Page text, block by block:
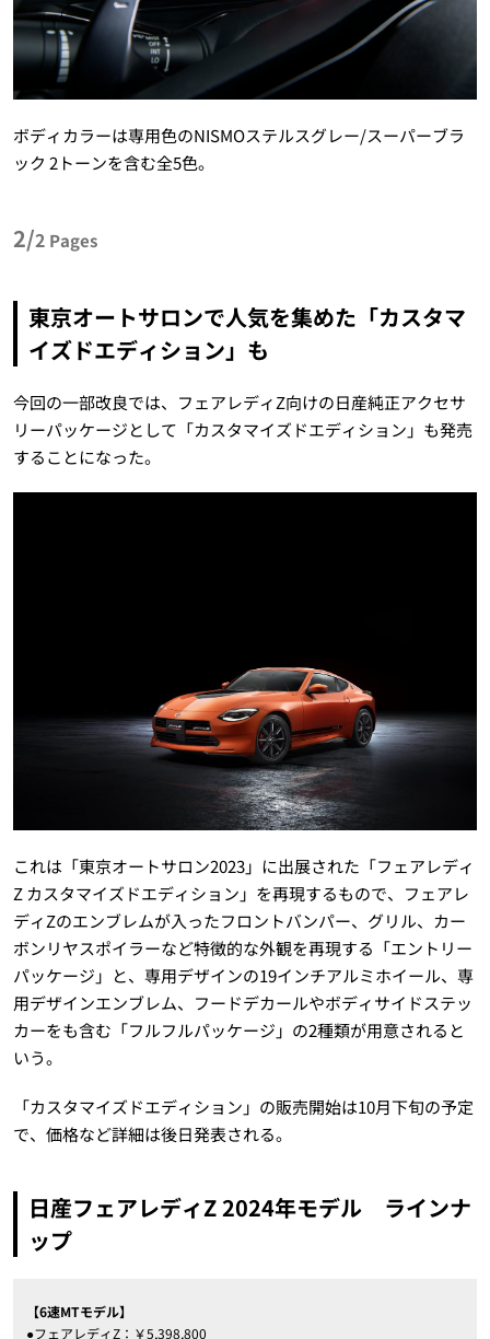
ボディカラーは専用色のNISMOステルスグレー/スーパーブラ
ック 2トーンを含む全5色。
2/2 Pages
東京オートサロンで人気を集めた「カスタマ
イズドエディション」も
今回の一部改良では、フェアレディZ向けの日産純正アクセサ
リーパッケージとして「カスタマイズドエディション」も発売
することになった。
これは「東京オートサロン2023」に出展された「フェアレディ
Z カスタマイズドエディション」を再現するもので、フェアレ
ディZのエンブレムが入ったフロントバンパー、グリル、カー
ボンリヤスポイラーなど特徴的な外観を再現する「エントリー
パッケージ」と、専用デザインの19インチアルミホイール、専
用デザインエンブレム、フードデカールやボディサイドステッ
カーをも含む「フルフルパッケージ」の2種類が用意されると
いう。
「カスタマイズドエディション」の販売開始は10月下旬の予定
で、価格など詳細は後日発表される。
日産フェアレディZ 2024年モデル ラインナ
ップ
【6速MTモデル】
●フェアレディZ：￥5,398,800